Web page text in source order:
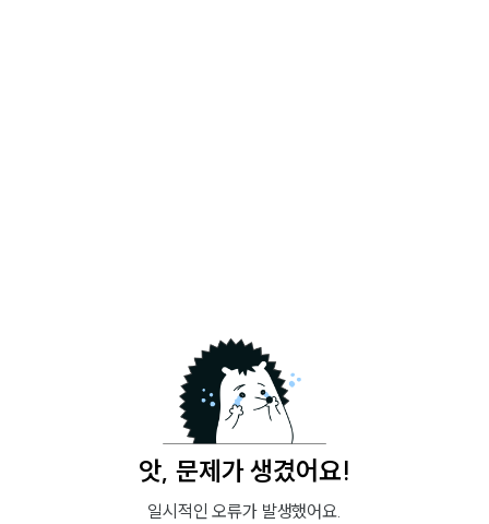
앗, 문제가 생겼어요!
일시적인 오류가 발생했어요.